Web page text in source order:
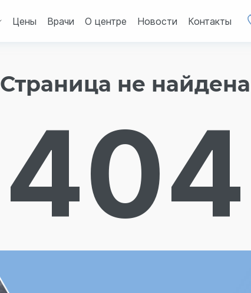
Цены Врачи О центре Новости Контакты
Страница не найдена
404